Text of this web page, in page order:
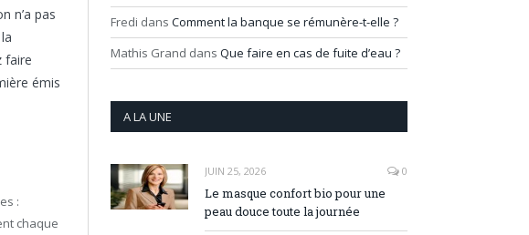
n’a pas
faire
émis
:
chaque
Fredi dans Comment la banque se rémunère-t-elle ?
Mathis Grand dans Que faire en cas de fuite d’eau ?
A LA UNE
JUIN 25, 2026 0
Le masque confort bio pour une
peau douce toute la journée